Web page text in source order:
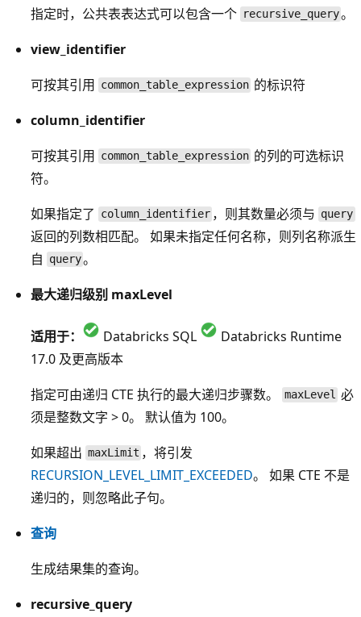
指定时，公共表表达式可以包含一个 recursive_query。
view_identifier
可按其引用 common_table_expression 的标识符
column_identifier
可按其引用 common_table_expression 的列的可选标识
符。
如果指定了
column_identifier ，则其数量必须与 query
返回的列数相匹配。 如果未指定任何名称，则列名称派生
自
query。
最大递归级别 maxLevel
适用于： Databricks SQL
Databricks Runtime
17.0 及更高版本
指定可由递归 CTE 执行的最大递归步骤数。
maxLevel 必
须是整数文字 > 0。 默认值为 100。
如果超出 maxLimit ，将引发
RECURSION_LEVEL_LIMIT_EXCEEDED。 如果 CTE 不是
递归的，则忽略此子句。
查询
生成结果集的查询。
recursive_query